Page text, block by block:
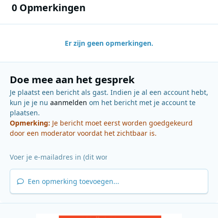
0 Opmerkingen
Er zijn geen opmerkingen.
Doe mee aan het gesprek
Je plaatst een bericht als gast. Indien je al een account hebt,
kun je je nu aanmelden om het bericht met je account te
plaatsen.
Opmerking: Je bericht moet eerst worden goedgekeurd
door een moderator voordat het zichtbaar is.
Een opmerking toevoegen...